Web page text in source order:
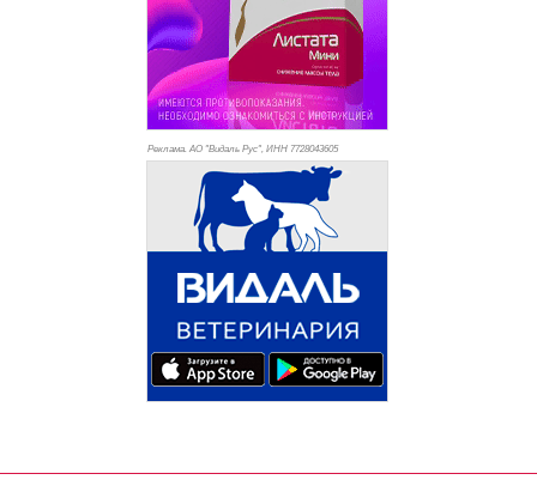
Реклама. АО "Видаль Рус", ИНН 7728043605